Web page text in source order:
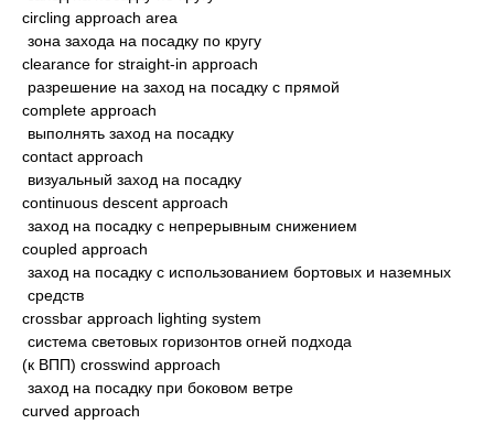
circling approach area
зона захода на посадку по кругу
clearance for straight-in approach
разрешение на заход на посадку с прямой
complete approach
выполнять заход на посадку
contact approach
визуальный заход на посадку
continuous descent approach
заход на посадку с непрерывным снижением
coupled approach
заход на посадку с использованием бортовых и наземных
средств
crossbar approach lighting system
система световых горизонтов огней подхода
(к ВПП) crosswind approach
заход на посадку при боковом ветре
curved approach